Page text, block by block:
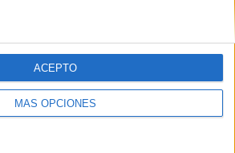
MÁS OPCIONES
ACEPTO